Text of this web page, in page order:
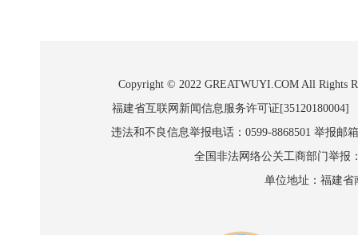
Copyright © 2022 GREATWUYI.COM All Rights
福建省互联网新闻信息服务许可证
违法和不良信息举报电话：0599-8868501 举报邮
全国非法网络公关工商部门举报
单位地址：福建省